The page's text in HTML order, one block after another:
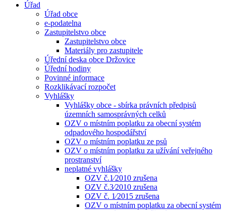
Úřad
Úřad obce
e-podatelna
Zastupitelstvo obce
Zastupitelstvo obce
Materiály pro zastupitele
Úřední deska obce Držovice
Úřední hodiny
Povinné informace
Rozklikávací rozpočet
Vyhlášky
Vyhlášky obce - sbírka právních předpisů
územních samosprávných celků
OZV o místním poplatku za obecní systém
odpadového hospodářství
OZV o místním poplatku ze psů
OZV o místním poplatku za užívání veřejného
prostranství
neplatné vyhlášky
OZV č.1⁄2010 zrušena
OZV č.3⁄2010 zrušena
OZV č. 1⁄2015 zrušena
OZV o místním poplatku za obecní systém